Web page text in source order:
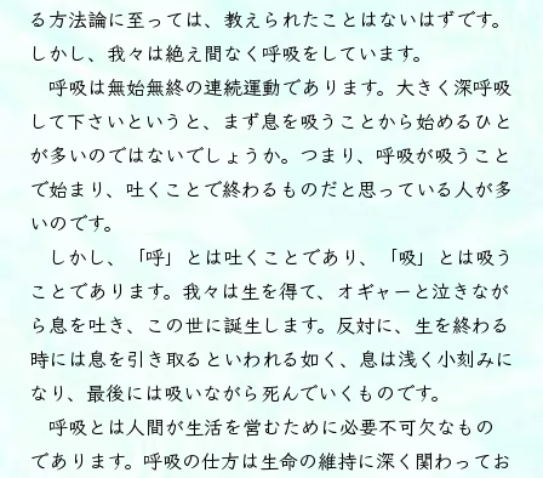
る方法論に至っては、教えられたことはないはずです。
しかし、我々は絶え間なく呼吸をしています。
呼吸は無始無終の連続運動であります。大きく深呼吸
して下さいというと、まず息を吸うことから始めるひと
が多いのではないでしょうか。つまり、呼吸が吸うこと
で始まり、吐くことで終わるものだと思っている人が多
いのです。
しかし、「呼」とは吐くことであり、「吸」とは吸う
ことであります。我々は生を得て、オギャーと泣きなが
ら息を吐き、この世に誕生します。反対に、生を終わる
時には息を引き取るといわれる如く、息は浅く小刻みに
なり、最後には吸いながら死んでいくものです。
呼吸とは人間が生活を営むために必要不可欠なもの
であります。呼吸の仕方は生命の維持に深く関わってお